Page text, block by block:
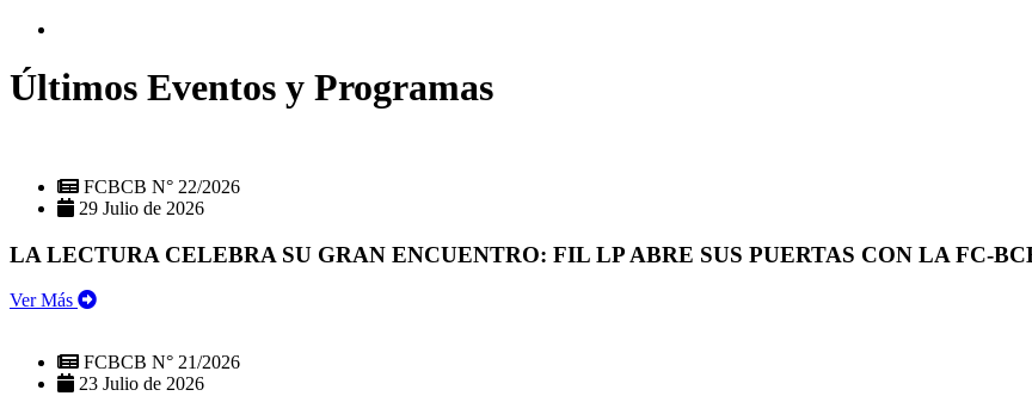
Últimos Eventos y Programas
FCBCB N° 22/2026
29 Julio de 2026
LA LECTURA CELEBRA SU GRAN ENCUENTRO: FIL LP ABRE SUS PUERTAS CON LA FC-
Ver Más
FCBCB N° 21/2026
23 Julio de 2026